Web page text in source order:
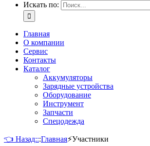
Искать по:
Главная
О компании
Сервис
Контакты
Каталог
Аккумуляторы
Зарядные устройства
Оборудование
Инструмент
Запчасти
Спецодежда
👈 Назад:::Главная⚡Участники